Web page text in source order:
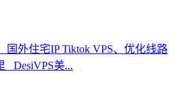
国外住宅IP Tiktok VPS、优化线路
DesiVPS美...